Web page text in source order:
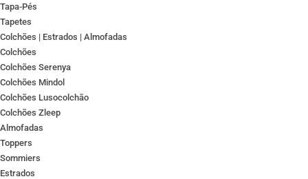
Tapa-Pés
Tapetes
Colchões | Estrados | Almofadas
Colchões
Colchões Serenya
Colchões Mindol
Colchões Lusocolchão
Colchões Zleep
Almofadas
Toppers
Sommiers
Estrados